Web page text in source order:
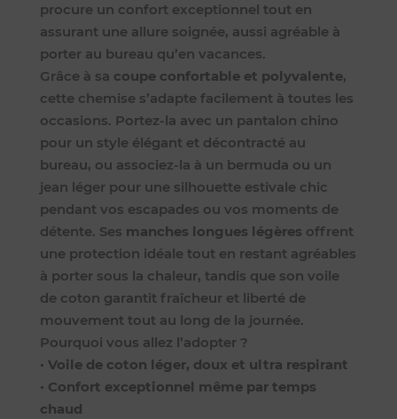
procure un confort exceptionnel tout en
assurant une allure soignée, aussi agréable à
porter au bureau qu’en vacances.
Grâce à sa coupe confortable et polyvalente,
cette chemise s’adapte facilement à toutes les
occasions. Portez-la avec un pantalon chino
pour un style élégant et décontracté au
bureau, ou associez-la à un bermuda ou un
jean léger pour une silhouette estivale chic
pendant vos escapades ou vos moments de
détente. Ses manches longues légères offrent
une protection idéale tout en restant agréables
à porter sous la chaleur, tandis que son voile
de coton garantit fraîcheur et liberté de
mouvement tout au long de la journée.
Pourquoi vous allez l’adopter ?
• Voile de coton léger, doux et ultra respirant
• Confort exceptionnel même par temps
chaud